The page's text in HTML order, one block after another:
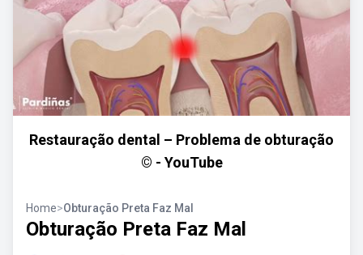
Restauração dental – Problema de obturação
© - YouTube
Home>Obturação Preta Faz Mal
Obturação Preta Faz Mal